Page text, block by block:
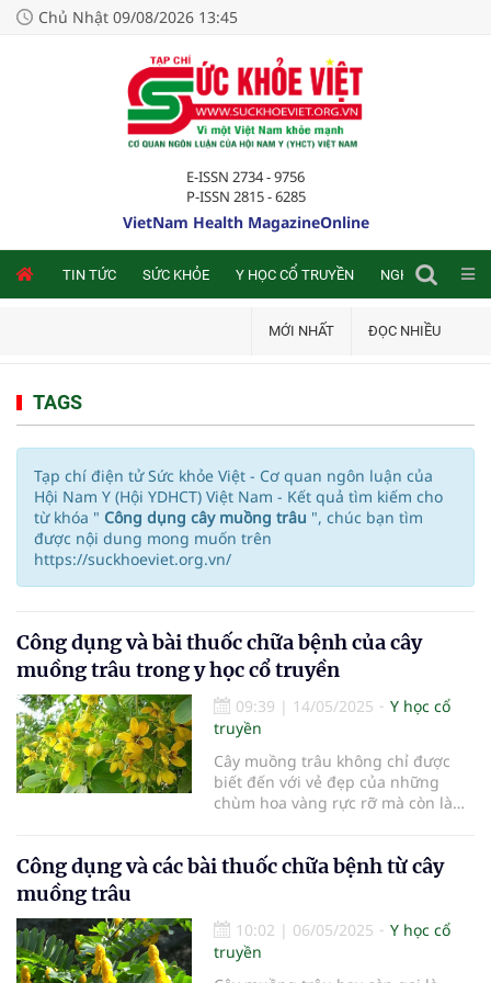
Chủ Nhật 09/08/2026 13:45
E-ISSN 2734 - 9756
P-ISSN 2815 - 6285
VietNam Health MagazineOnline
TIN TỨC SỨC KHỎE Y HỌC CỔ TRUYỀN NGHIÊN CỨU
MỚI NHẤT ĐỌC NHIỀU
TAGS
Tạp chí điện tử Sức khỏe Việt - Cơ quan ngôn luận của
Hội Nam Y (Hội YDHCT) Việt Nam - Kết quả tìm kiếm cho
từ khóa " Công dụng cây muồng trâu ", chúc bạn tìm
được nội dung mong muốn trên
https://suckhoeviet.org.vn/
Công dụng và bài thuốc chữa bệnh của cây
muồng trâu trong y học cổ truyền
09:39 | 14/05/2025
Y học cổ
truyền
Cây muồng trâu không chỉ được
biết đến với vẻ đẹp của những
chùm hoa vàng rực rỡ mà còn là
bệnh nổi bật, cây muồng trâu ngày
khám phá công dụng và các bài
thuốc chữa bệnh từ cây muồng
trâu, cũng như những lưu ý cần
Công dụng và các bài thuốc chữa bệnh từ cây
muồng trâu
10:02 | 06/05/2025
Y học cổ
truyền